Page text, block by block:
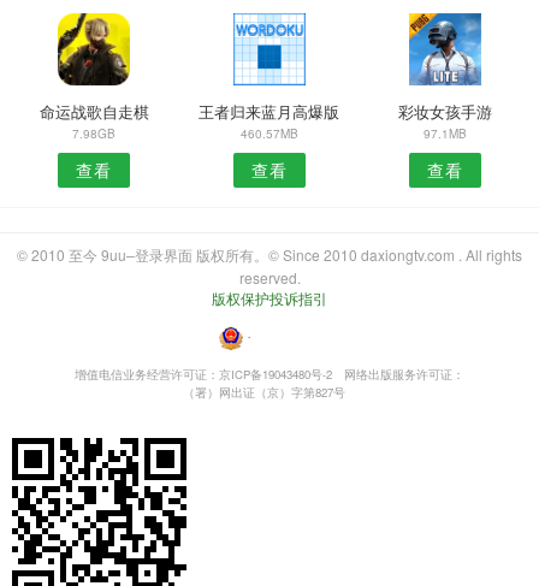
命运战歌自走棋
7.98GB
查看
王者归来蓝月高爆版
460.57MB
查看
彩妆女孩手游
97.1MB
查看
© 2010 至今 9uu–登录界面 版权所有。© Since 2010 daxiongtv.com . All rights
reserved.
版权保护投诉指引
・
增值电信业务经营许可证：京ICP备19043480号-2
网络出版服务许可证：
（署）网出证（京）字第827号